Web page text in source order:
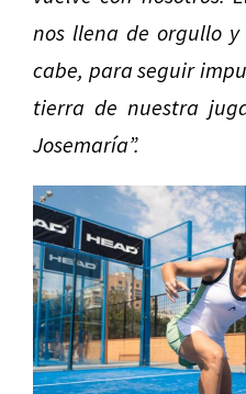
nos llena de orgullo
cabe, para seguir
tierra de nuestra
Josemaría”.